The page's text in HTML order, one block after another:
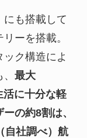
にも搭載して
ーを搭載。
ク構造によ
最大
に十分な軽
の約8割は、
自社調べ）航